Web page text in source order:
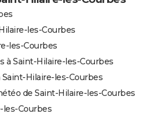
les-Courbes
les-Courbes
à Saint-Hilaire-les-Courbes
Hilaire-les-Courbes
de Saint-Hilaire-les-Courbes
les-Courbes